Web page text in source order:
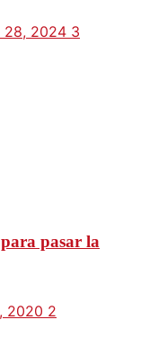
28, 2024 3
pasar la
2020 2